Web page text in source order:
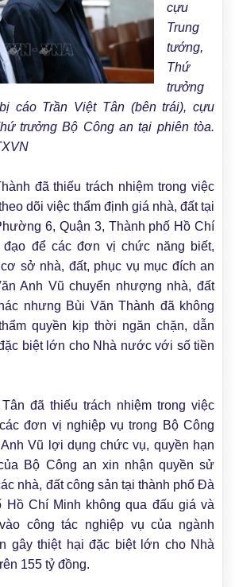
cựu
Trung
tướng,
Thứ
trưởng
cáo Trần Việt Tân (bên trái), cựu
trưởng Bộ Công an tại phiên tòa.
đã thiếu trách nhiệm trong việc
dõi việc thẩm định giá nhà, đất tại
6, Quận 3, Thành phố Hồ Chí
đạo để các đơn vị chức năng biết,
sở nhà, đất, phục vụ mục đích an
Anh Vũ chuyển nhượng nhà, đất
nhưng Bùi Văn Thành đã không
quyền kịp thời ngăn chặn, dẫn
biệt lớn cho Nhà nước với số tiền
đã thiếu trách nhiệm trong việc
đơn vị nghiệp vụ trong Bộ Công
Vũ lợi dụng chức vụ, quyền hạn
Bộ Công an xin nhận quyền sử
nhà, đất công sản tại thành phố Đà
Hồ Chí Minh không qua đấu giá và
công tác nghiệp vụ của ngành
gây thiệt hại đặc biệt lớn cho Nhà
155 tỷ đồng.